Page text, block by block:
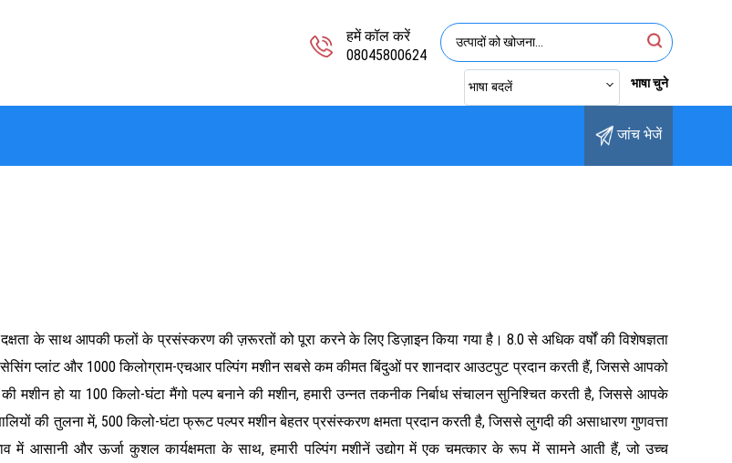
हमें कॉल करें
08045800624
भाषा बदलें भाषा चुने
जांच भेजें
के साथ आपकी फलों के प्रसंस्करण की ज़रूरतों को पूरा करने के लिए डिज़ाइन किया गया है। 8.0 से अधिक वर्षों की विशेषज्ञता
प्लांट और 1000 किलोग्राम-एचआर पल्पिंग मशीन सबसे कम कीमत बिंदुओं पर शानदार आउटपुट प्रदान करती हैं, जिससे आपको
मशीन हो या 100 किलो-घंटा मैंगो पल्प बनाने की मशीन, हमारी उन्नत तकनीक निर्बाध संचालन सुनिश्चित करती है, जिससे आपके
की तुलना में, 500 किलो-घंटा फ्रूट पल्पर मशीन बेहतर प्रसंस्करण क्षमता प्रदान करती है, जिससे लुगदी की असाधारण गुणवत्ता
आसानी और ऊर्जा कुशल कार्यक्षमता के साथ, हमारी पल्पिंग मशीनें उद्योग में एक चमत्कार के रूप में सामने आती हैं, जो उच्च